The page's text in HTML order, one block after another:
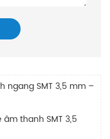
ngang SMT 3,5 mm –
thanh SMT 3,5